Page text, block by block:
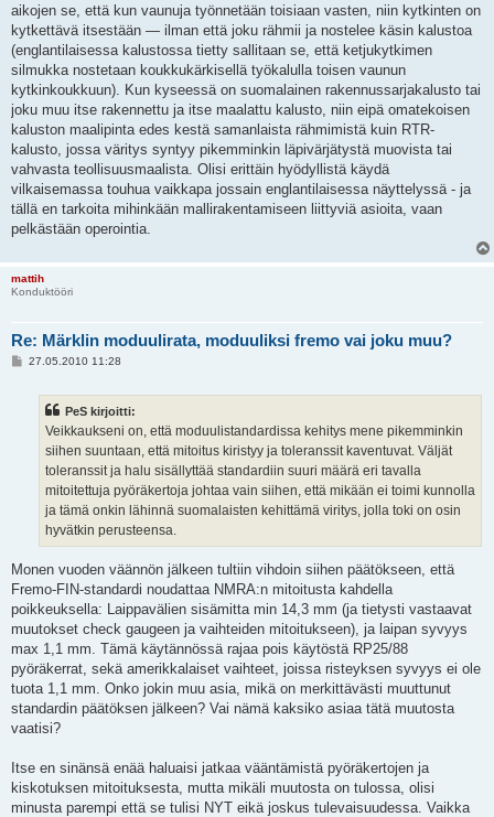
aikojen se, että kun vaunuja työnnetään toisiaan vasten, niin kytkinten on
kytkettävä itsestään — ilman että joku rähmii ja nostelee käsin kalustoa
(englantilaisessa kalustossa tietty sallitaan se, että ketjukytkimen
silmukka nostetaan koukkukärkisellä työkalulla toisen vaunun
kytkinkoukkuun). Kun kyseessä on suomalainen rakennussarjakalusto tai
joku muu itse rakennettu ja itse maalattu kalusto, niin eipä omatekoisen
kaluston maalipinta edes kestä samanlaista rähmimistä kuin RTR-
kalusto, jossa väritys syntyy pikemminkin läpivärjätystä muovista tai
vahvasta teollisuusmaalista. Olisi erittäin hyödyllistä käydä
vilkaisemassa touhua vaikkapa jossain englantilaisessa näyttelyssä - ja
tällä en tarkoita mihinkään mallirakentamiseen liittyviä asioita, vaan
pelkästään operointia.
mattih
Konduktööri
Re: Märklin moduulirata, moduuliksi fremo vai joku muu?
V27.05.2010 11:28
PeS kirjoitti:
Veikkaukseni on, että moduulistandardissa kehitys mene pikemminkin
siihen suuntaan, että mitoitus kiristyy ja toleranssit kaventuvat. Väljät
toleranssit ja halu sisällyttää standardiin suuri määrä eri tavalla
mitoitettuja pyöräkertoja johtaa vain siihen, että mikään ei toimi kunnolla
ja tämä onkin lähinnä suomalaisten kehittämä viritys, jolla toki on osin
hyvätkin perusteensa.
Monen vuoden väännön jälkeen tultiin vihdoin siihen päätökseen, että
Fremo-FIN-standardi noudattaa NMRA:n mitoitusta kahdella
poikkeuksella: Laippavälien sisämitta min 14,3 mm (ja tietysti vastaavat
muutokset check gaugeen ja vaihteiden mitoitukseen), ja laipan syvyys
max 1,1 mm. Tämä käytännössä rajaa pois käytöstä RP25/88
pyöräkerrat, sekä amerikkalaiset vaihteet, joissa risteyksen syvyys ei ole
tuota 1,1 mm. Onko jokin muu asia, mikä on merkittävästi muuttunut
standardin päätöksen jälkeen? Vai nämä kaksiko asiaa tätä muutosta
vaatisi?
Itse en sinänsä enää haluaisi jatkaa vääntämistä pyöräkertojen ja
kiskotuksen mitoituksesta, mutta mikäli muutosta on tulossa, olisi
minusta parempi että se tulisi NYT eikä joskus tulevaisuudessa. Vaikka